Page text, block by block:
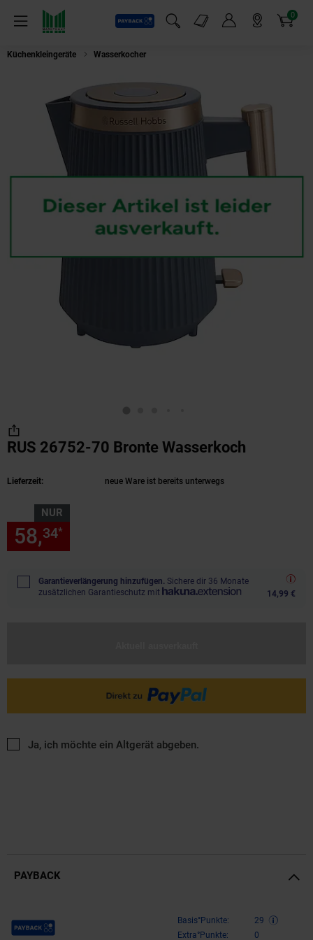
Menü
Payback
Suchfeld einblenden
Markt-Angebote 0
Artikel
Küchenkleingeräte Wasserkocher
RUS 26752-70 Bronte Wasserkoch
Lieferzeit: neue Ware ist bereits unterwegs
NUR
58,34*
Garantieverlängerung hinzufügen. Sichere dir 36 Monate
zusätzlichen Garantieschutz mit
14,99 €
Ja, ich möchte ein Altgerät abgeben.
PAYBACK
Payback Punkte Basis°Punkte:
29
Extra°Punkte:
0